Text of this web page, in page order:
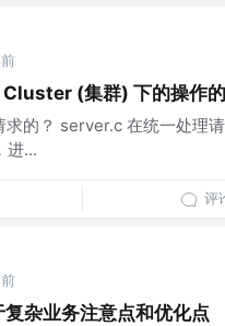
(集群) 下的操作
的？ server.c 在统一处理请
进...
评
杂业务注意点和优化点